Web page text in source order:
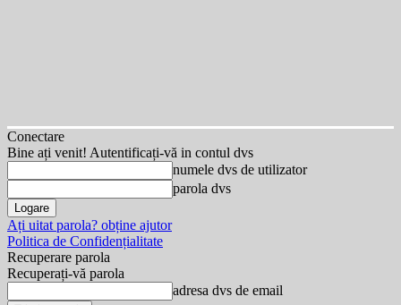
Conectare
Bine ați venit! Autentificați-vă in contul dvs
numele dvs de utilizator
parola dvs
Ați uitat parola? obține ajutor
Politica de Confidențialitate
Recuperare parola
Recuperați-vă parola
adresa dvs de email